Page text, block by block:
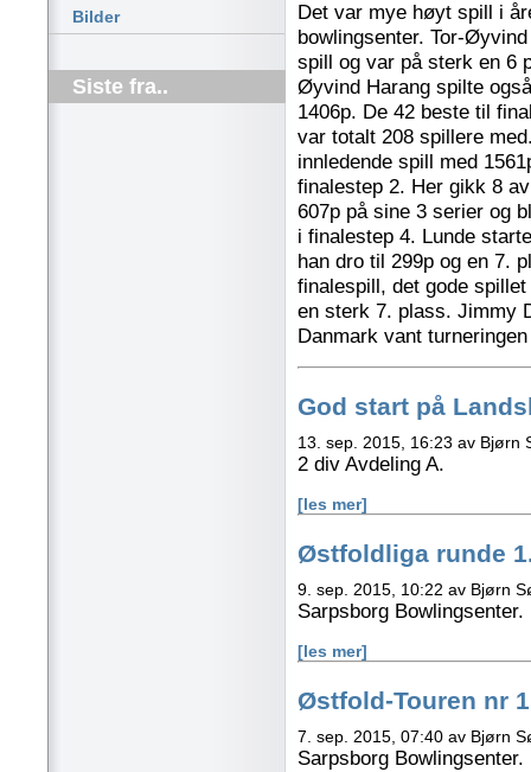
Bilder
Siste fra..
Det var mye høyt spill i
bowlingsenter. Tor-
spill og var på sterk en 6
Øyvind Harang spilte
1406p. De 42 beste til
var totalt 208 spillere
innledende spill med
finalestep 2. Her gikk 8
607p på sine 3 serier og
i finalestep 4. Lunde
han dro til 299p og en 7.
finalespill, det gode
en sterk 7. plass. Jimmy
Danmark vant
God start på
13. sep. 2015, 16:23 av Bjørn
2 div Avdeling A.
[les mer]
Østfoldliga runde
9. sep. 2015, 10:22 av Bjørn
Sarpsborg Bowlingsenter.
[les mer]
Østfold-Touren nr
7. sep. 2015, 07:40 av Bjørn
Sarpsborg Bowlingsenter.